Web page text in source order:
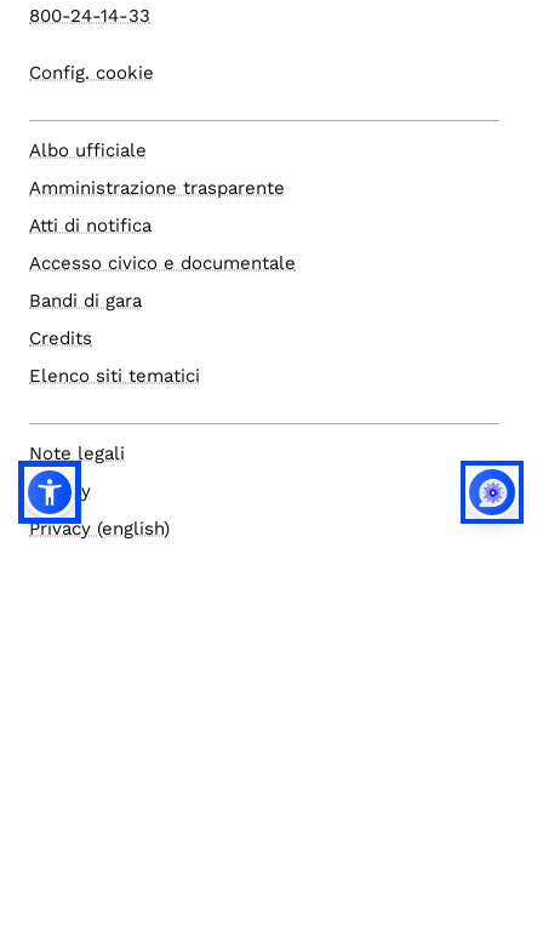
800-24-14-33
Config. cookie
Albo ufficiale
Amministrazione trasparente
Atti di notifica
Accesso civico e documentale
Bandi di gara
Credits
Elenco siti tematici
Note legali
Privacy
Privacy (english)